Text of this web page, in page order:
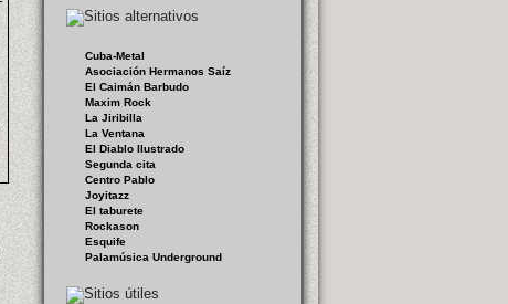
Cuba-Metal
Asociación Hermanos Saíz
El Caimán Barbudo
Maxim Rock
La Jiribilla
La Ventana
El Diablo Ilustrado
Segunda cita
Centro Pablo
Joyitazz
El taburete
Rockason
Esquife
Palamúsica Underground